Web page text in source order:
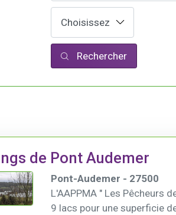
Rechercher
de Pont Audemer
Pont-Audemer - 27500
L'AAPPMA " Les Pêcheurs
9 lacs pour une superficie